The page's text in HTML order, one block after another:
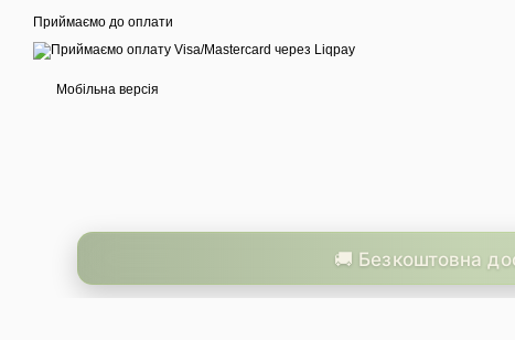
Приймаємо до оплати
Мобільна версія